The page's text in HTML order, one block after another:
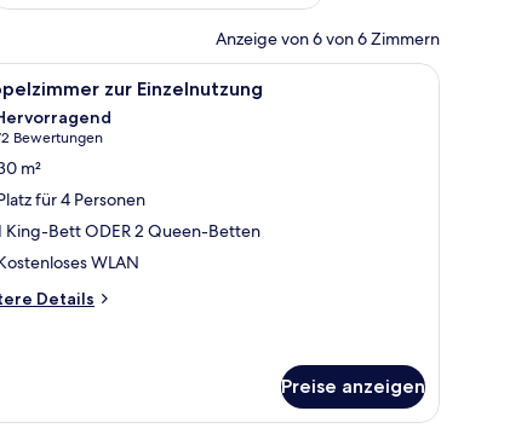
Anzeige von 6 von 6 Zimmern
und Blick auf eine Stadtlandschaft bei Sonnenuntergang.
Fernseher, einem Schreibtisch und Blick auf eine Stadtlandschaft.
Ein Hotelzimmer mit zwei Betten, einem
zur Einzelnutzung
von 10
Bewertungen
m²
für 4 Personen
King-Bett ODER 2 Queen-Betten
WLAN
Details
Preise anzeigen